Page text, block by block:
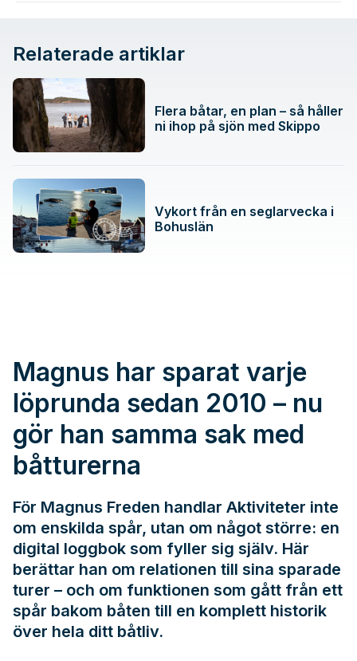
Relaterade artiklar
Flera båtar, en plan – så håller
ni ihop på sjön med Skippo
Vykort från en seglarvecka i
Bohuslän
Magnus har sparat varje
löprunda sedan 2010 – nu
gör han samma sak med
båtturerna
För Magnus Freden handlar Aktiviteter inte
om enskilda spår, utan om något större: en
digital loggbok som fyller sig själv. Här
berättar han om relationen till sina sparade
turer – och om funktionen som gått från ett
spår bakom båten till en komplett historik
över hela ditt båtliv.